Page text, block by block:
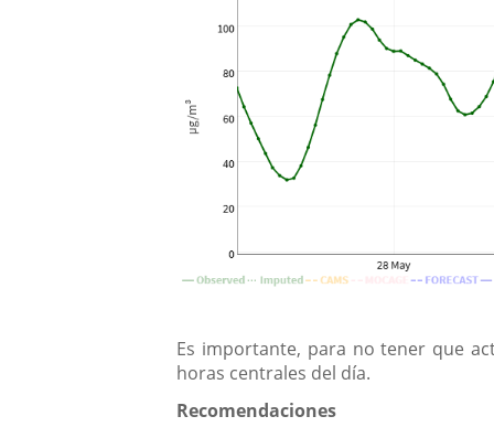
Es importante, para no tener que
horas centrales del día.
Recomendaciones